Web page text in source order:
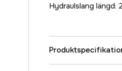
Hydraulslang längd: